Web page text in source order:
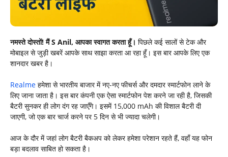
नमस्ते दोस्तों! मैं S Anil, आपका स्वागत करता हूँ। पिछले कई सालों से टेक और
मोबाइल से जुड़ी खबरें आपके साथ साझा करता आ रहा हूँ। इस बार आपके लिए एक
शानदार खबर है।
Realme हमेशा से भारतीय बाजार में नए-नए फीचर्स और दमदार स्मार्टफोन लाने के
लिए जाना जाता है। इस बार कंपनी एक ऐसा स्मार्टफोन पेश करने जा रही है, जिसकी
बैटरी सुनकर ही लोग दंग रह जाएँगे। इसमें 15,000 mAh की विशाल बैटरी दी
जाएगी, जो एक बार चार्ज करने पर 5 दिन से भी ज्यादा चलेगी।
आज के दौर में जहां लोग बैटरी बैकअप को लेकर हमेशा परेशान रहते हैं, वहाँ यह फोन
बड़ा बदलाव साबित हो सकता है।